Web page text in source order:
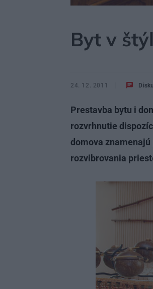
Byt v
24. 12. 2011
Prestavba bytu i
rozvrhnutie
domova
rozvibrovania